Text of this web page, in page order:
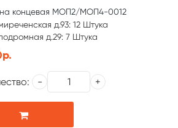
концевая МОП2/МОП4-0012
д.93: 12 Штука
д.29: 7 Штука